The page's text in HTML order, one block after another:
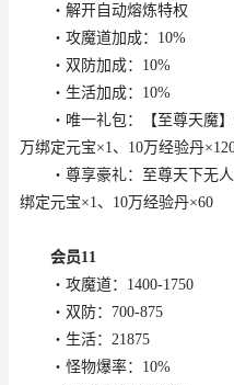
・解开自动熔炼特权
・攻魔道加成：10%
・双防加成：10%
・生活加成：10%
・唯一礼包：【至尊天魔】
万绑定元宝×1、10万经验丹
・尊享豪礼：至尊天下无人
绑定元宝×1、10万经验丹×60
会员11
・攻魔道：1400-1750
・双防：700-875
・生活：21875
・怪物爆率：10%